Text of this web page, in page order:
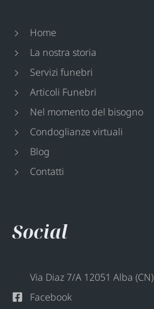
Home
La nostra storia
Servizi funebri
Articoli Funebri
Nel momento del bisogno
Condoglianze virtuali
Blog
Contatti
Social
Via Diaz 7/A 12051 Alba (CN)
Facebook